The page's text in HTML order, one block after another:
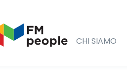
CHI SIAMO